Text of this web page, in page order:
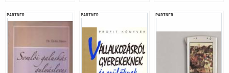
PARTNER PARTNER PARTNER